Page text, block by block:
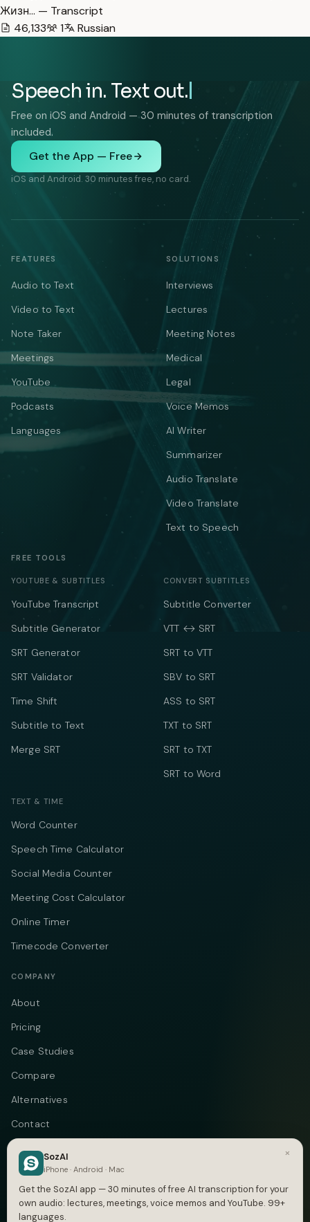
Жизн… — Transcript
46,133
1 Russian
Speech in. Text out.
Free on iOS and Android — 30 minutes of transcription
included.
Get the App — Free
iOS and Android. 30 minutes free, no card.
FEATURES
Audio to Text
Video to Text
Note Taker
Meetings
YouTube
Podcasts
Languages
SOLUTIONS
Interviews
Lectures
Meeting Notes
Medical
Legal
Voice Memos
AI Writer
Summarizer
Audio Translate
Video Translate
Text to Speech
FREE TOOLS
YOUTUBE & SUBTITLES
YouTube Transcript
Subtitle Generator
SRT Generator
SRT Validator
Time Shift
Subtitle to Text
Merge SRT
CONVERT SUBTITLES
Subtitle Converter
VTT ↔ SRT
SRT to VTT
SBV to SRT
ASS to SRT
TXT to SRT
SRT to TXT
SRT to Word
TEXT & TIME
Word Counter
Speech Time Calculator
Social Media Counter
Meeting Cost Calculator
Online Timer
Timecode Converter
COMPANY
About
Pricing
Case Studies
Compare
Alternatives
Contact
Blog
Privacy
Terms
×
SozAI
iPhone · Android · Mac
Get the SozAI app — 30 minutes of free AI transcription for your
own audio: lectures, meetings, voice memos and YouTube. 99+
languages.